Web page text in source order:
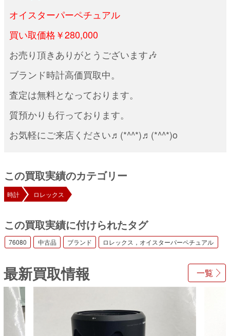
オイスターパーペチュアル
買い取価格￥280,000
お売り頂きありがとうございます🎶
ブランド時計高価買取中。
査定は無料となっております。
質預かりも行っております。
お気軽にご来店ください♬(*^^*)♬(*^^*)o
この買取実績のカテゴリー
時計 ロレックス
この買取実績に付けられたタグ
76080 中古品 ブランド ロレックス，オイスターパーペチュアル
一覧
最新買取情報